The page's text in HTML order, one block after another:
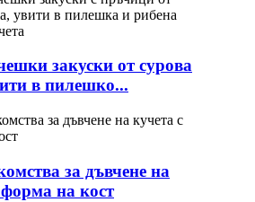
закуски от сурова
в пилешко...
за дъвчене на
на кост